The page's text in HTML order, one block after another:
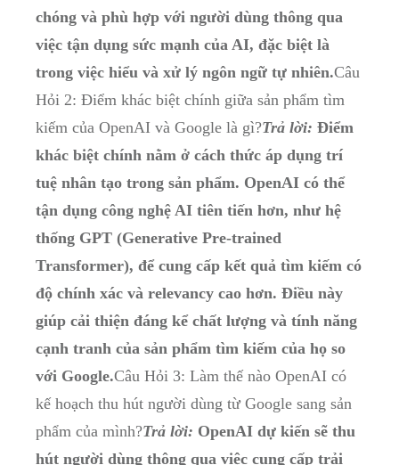
chóng và phù hợp với người dùng thông qua
việc tận dụng sức mạnh của AI, đặc biệt là
trong việc hiểu và xử lý ngôn ngữ tự nhiên.Câu
Hỏi 2: Điểm khác biệt chính giữa sản phẩm tìm
kiếm của OpenAI và Google là gì?Trả lời: Điểm
khác biệt chính nằm ở cách thức áp dụng trí
tuệ nhân tạo trong sản phẩm. OpenAI có thể
tận dụng công nghệ AI tiên tiến hơn, như hệ
thống GPT (Generative Pre-trained
Transformer), để cung cấp kết quả tìm kiếm có
độ chính xác và relevancy cao hơn. Điều này
giúp cải thiện đáng kể chất lượng và tính năng
cạnh tranh của sản phẩm tìm kiếm của họ so
với Google.Câu Hỏi 3: Làm thế nào OpenAI có
kế hoạch thu hút người dùng từ Google sang sản
phẩm của mình?Trả lời: OpenAI dự kiến sẽ thu
hút người dùng thông qua việc cung cấp trải